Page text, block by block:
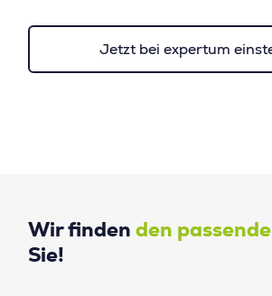
Jetzt bei expertum
Wir finden den
Sie!